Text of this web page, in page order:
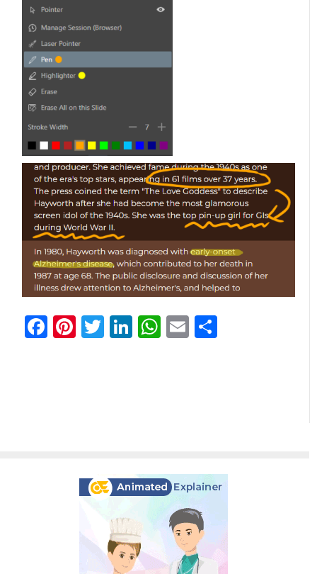
Facebook
Pinterest
Twitter
LinkedIn
WhatsApp
Email